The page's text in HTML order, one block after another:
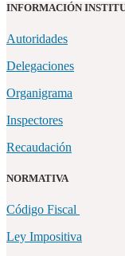
INFORMACIÓN
Autoridades
Delegaciones
Organigrama
Inspectores
Recaudación
NORMATIVA
Código Fiscal
Ley Impositiva